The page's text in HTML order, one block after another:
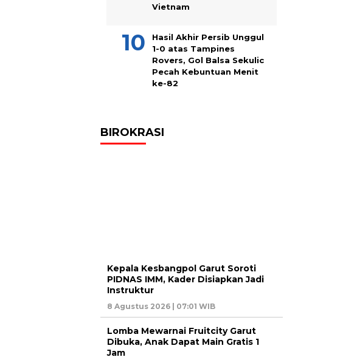
Vietnam
Hasil Akhir Persib Unggul
1-0 atas Tampines
Rovers, Gol Balsa Sekulic
Pecah Kebuntuan Menit
ke-82
BIROKRASI
Kepala Kesbangpol Garut Soroti
PIDNAS IMM, Kader Disiapkan Jadi
Instruktur
8 Agustus 2026 | 07:01 WIB
Lomba Mewarnai Fruitcity Garut
Dibuka, Anak Dapat Main Gratis 1
Jam